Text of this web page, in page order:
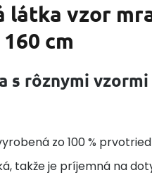
látka vzor
cm
s rôznymi vzormi
zo 100 %
takže je príjemná na